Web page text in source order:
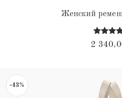
Женский
4.43
2
-43%